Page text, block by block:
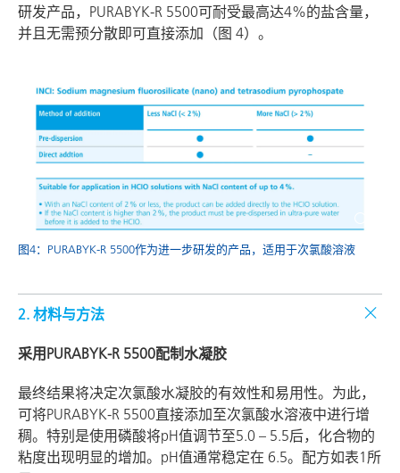
研发产品，PURABYK-R 5500可耐受最高达4%的盐含量，
并且无需预分散即可直接添加（图 4）。
图4：PURABYK-R 5500作为进一步研发的产品，适用于次氯酸溶液
2. 材料与方法
采用PURABYK-R 5500配制水凝胶
最终结果将决定次氯酸水凝胶的有效性和易用性。为此，
可将PURABYK-R 5500直接添加至次氯酸水溶液中进行增
稠。特别是使用磷酸将pH值调节至5.0 – 5.5后，化合物的
粘度出现明显的增加。pH值通常稳定在 6.5。配方如表1所